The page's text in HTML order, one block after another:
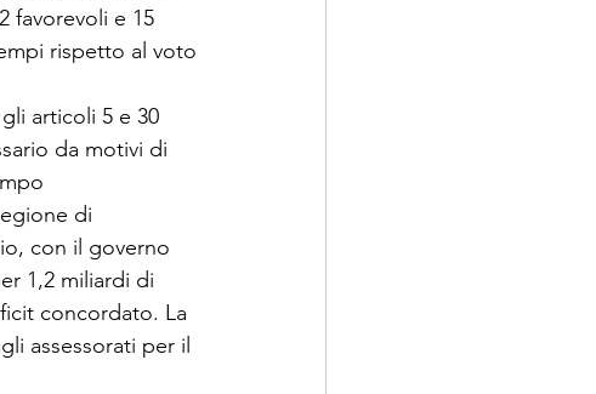
favorevoli e 15
rispetto al voto
articoli 5 e 30
da motivi di
di
con il governo
1,2 miliardi di
concordato. La
assessorati per il